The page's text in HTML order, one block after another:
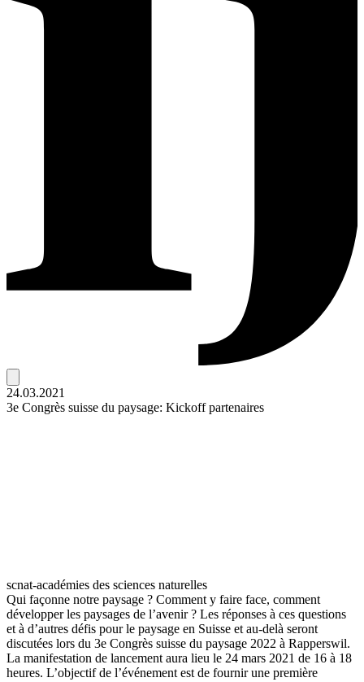
24.03.2021
3e Congrès suisse du paysage: Kickoff partenaires
scnat-académies des sciences naturelles
Qui façonne notre paysage ? Comment y faire face, comment
développer les paysages de l’avenir ? Les réponses à ces questions
et à d’autres défis pour le paysage en Suisse et au-delà seront
discutées lors du 3e Congrès suisse du paysage 2022 à Rapperswil.
La manifestation de lancement aura lieu le 24 mars 2021 de 16 à 18
heures. L’objectif de l’événement est de fournir une première